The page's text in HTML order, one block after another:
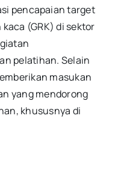
pencapaian target
(GRK) di sektor
pelatihan. Selain
masukan
yang mendorong
khususnya di